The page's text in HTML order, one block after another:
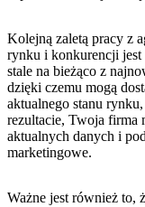
Kolejną ‍zaletą pracy z
rynku⁢ i konkurencji jest
stale na bieżąco z
dzięki ⁤czemu mogą
aktualnego stanu⁢
rezultacie, Twoja firma
aktualnych⁤ danych i
marketingowe.
Ważne⁢ jest również to,